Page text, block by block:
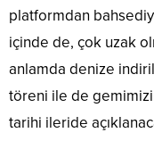
platformdan
içinde de, çok uzak
anlamda denize
töreni ile de
tarihi ileride